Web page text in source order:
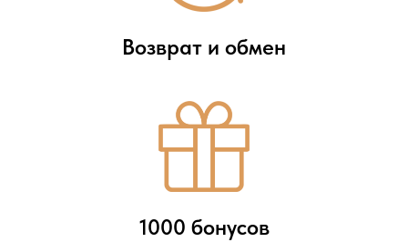
Возврат и обмен
1000 бонусов